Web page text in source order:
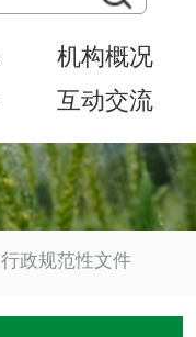
机构概况
互动交流
行政规范性文件